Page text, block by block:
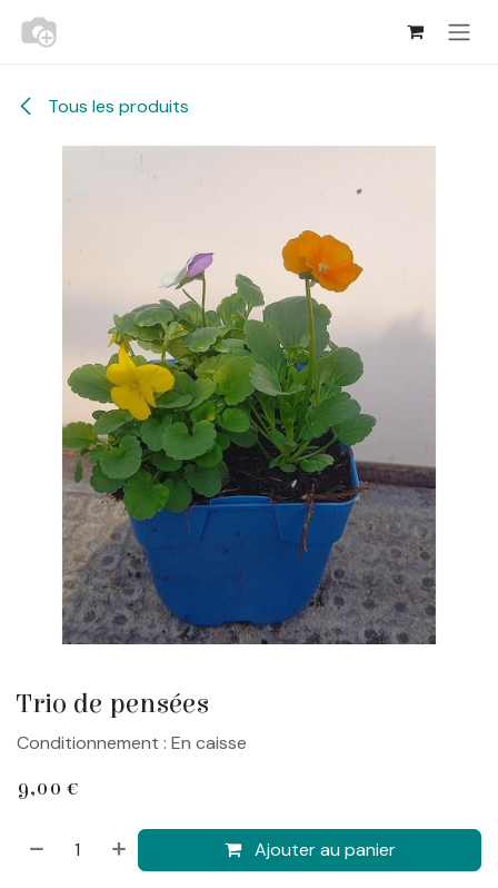
Se rendre au contenu
Tous les produits
Trio de pensées
Conditionnement : En caisse
9,00 €
Ajouter au panier